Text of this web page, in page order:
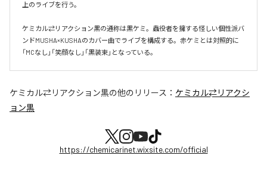
上のライブを行う。
ケミカル⇄リアクション黒の通称は黒ケミ。蟲役者を擁する怪しい個性派バ
ンドMUSHA×KUSHAのカバー曲でライブを構成する。赤ケミとは対照的に
「MCなし」「笑顔なし」「黒装束」となっている。
ケミカル⇄リアクション黒の他のリリース： ケミカル⇄リアクシ
ョン黒
https://chemicarinet.wixsite.com/official